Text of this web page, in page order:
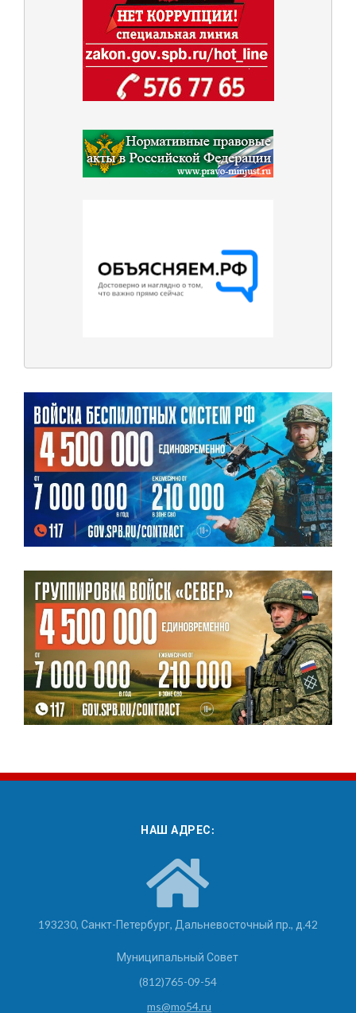
НАШ АДРЕС:
193230, Санкт-Петербург, Дальневосточный пр., д.42
Муниципальный Совет
(812)765-09-54
ms@mo54.ru